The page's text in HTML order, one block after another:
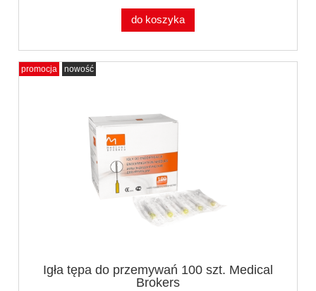
do koszyka
Igła tępa do przemywań 100 szt. Medical
Brokers
promocja nowość